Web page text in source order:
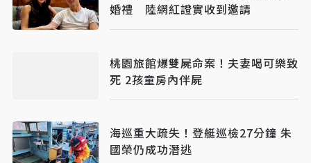
婚禮 陸網紅證實收到邀請
桃園旅館爆雙屍命案！夫妻喝可樂致
死 2孩童房內伴屍
海巡重大疏失！登艇巡檢27分鐘 朱
國榮仍成功潛逃